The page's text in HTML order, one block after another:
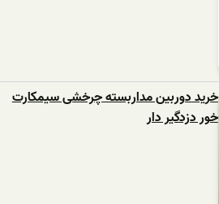
خرید دوربین مداربسته چرخشی سیمکارت
خور دزدگیر دار